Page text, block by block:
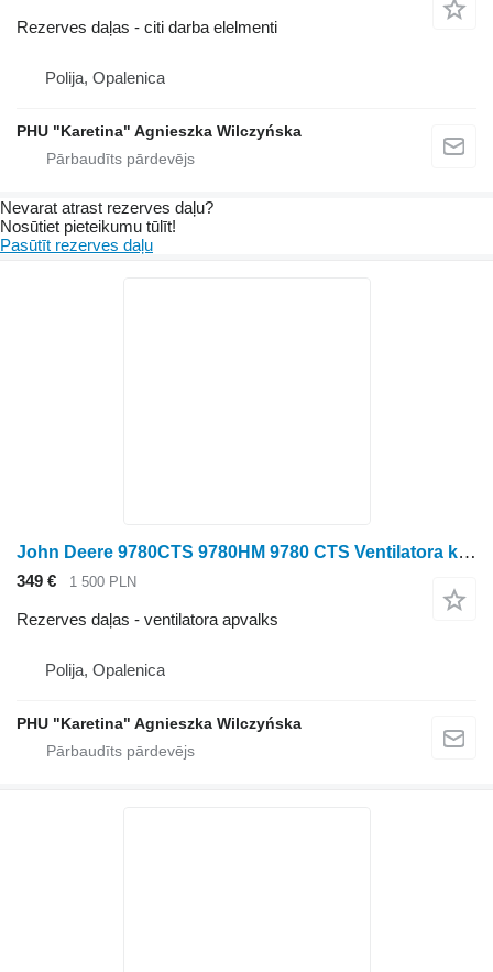
Rezerves daļas - citi darba elelmenti
Polija, Opalenica
PHU "Karetina" Agnieszka Wilczyńska
Nevarat atrast rezerves daļu?
Nosūtiet pieteikumu tūlīt!
Pasūtīt rezerves daļu
John Deere 9780CTS 9780HM 9780 CTS Ventilatora korpuss Ventilators H129653 C ventilatora apvalks paredzēts John Deere 9780CTS graudu kombaina
349 € 1 500 PLN
Rezerves daļas - ventilatora apvalks
Polija, Opalenica
PHU "Karetina" Agnieszka Wilczyńska